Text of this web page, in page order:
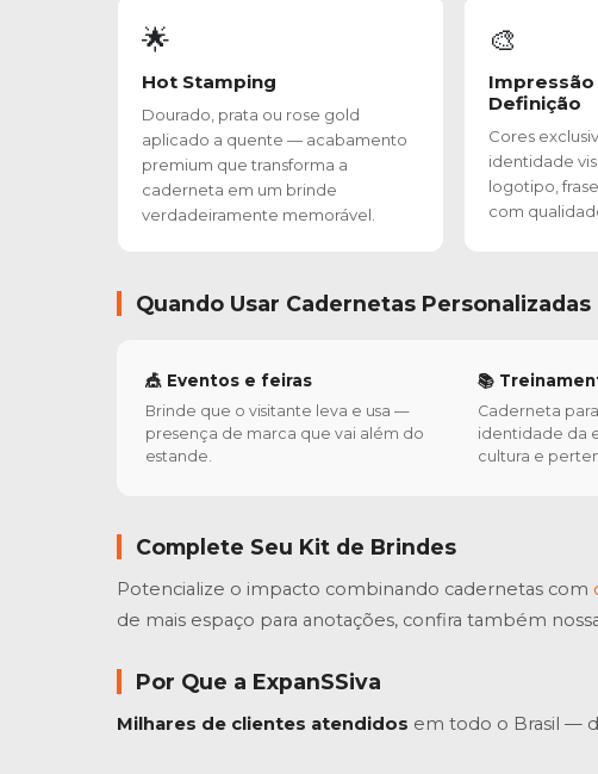
🌟
Hot Stamping
Dourado, prata ou rose gold
aplicado a quente — acabamento
premium que transforma a
caderneta em um brinde
verdadeiramente memorável.
🎨
Definição
Cores
identidade
logotipo,
com
Quando Usar Cadernetas Personalizadas
🎪 Eventos e feiras
Brinde que o visitante leva e usa —
presença de marca que vai além do
estande.
📚
Caderneta
identidade da
cultura e
Complete Seu Kit de Brindes
Potencialize o impacto combinando cadernetas com
de mais espaço para anotações, confira também
Por Que a ExpanSSiva
Milhares de clientes atendidos em todo o Brasil —